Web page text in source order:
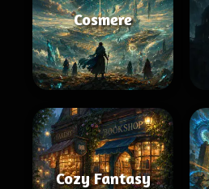
Cosmere
Cozy Fantasy